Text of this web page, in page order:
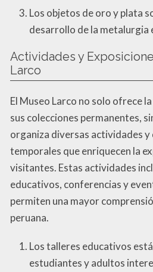
Los objetos de oro y plata
desarrollo de la metalurgia
Actividades y
Larco
El Museo Larco no solo ofrece
sus colecciones permanentes,
organiza diversas actividades y
temporales que enriquecen la
visitantes. Estas actividades
educativos, conferencias y
permiten una mayor
peruana.
Los talleres educativos
estudiantes y adultos